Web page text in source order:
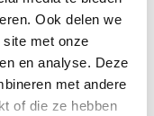
Ook delen we
met onze
en analyse. Deze
met andere
of die ze hebben